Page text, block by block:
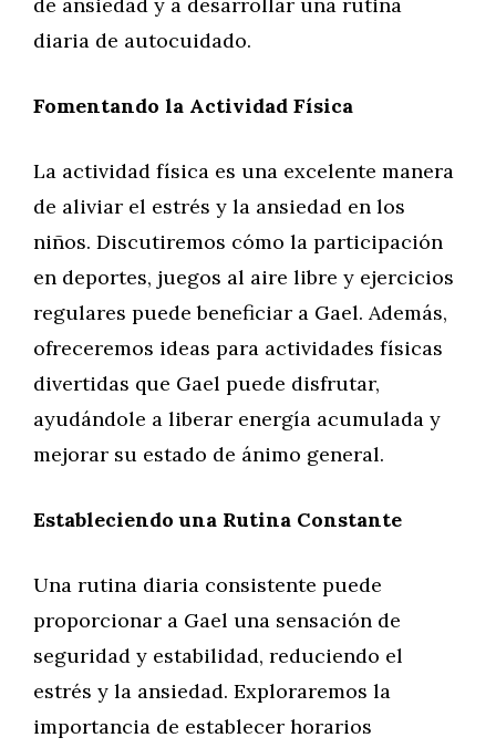
diaria de autocuidado.
Fomentando la Actividad Física
La actividad física es una excelente manera
de aliviar el estrés y la ansiedad en los
niños. Discutiremos cómo la participación
en deportes, juegos al aire libre y ejercicios
regulares puede beneficiar a Gael. Además,
ofreceremos ideas para actividades físicas
divertidas que Gael puede disfrutar,
ayudándole a liberar energía acumulada y
mejorar su estado de ánimo general.
Estableciendo una Rutina Constante
Una rutina diaria consistente puede
proporcionar a Gael una sensación de
seguridad y estabilidad, reduciendo el
estrés y la ansiedad. Exploraremos la
importancia de establecer horarios